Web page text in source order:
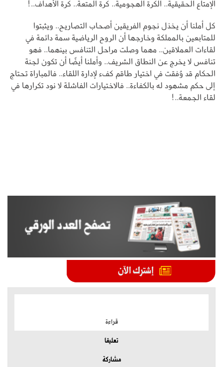
الإمتاع الحقيقية.. الكرة الهجومية.. كرة المتعة.. كرة الأهداف..!
كل أملنا أن يخذل نجوم الفريقين أصحاب التصاريح.. ويثبتوا
للمتابعين بالمملكة وخارجها أن الروح الرياضية سمة دائمة في
لقاءات العملاقين.. مهما وصلت مراحل التنافس بينهما.. فهو
تنافس لا يخرج عن النطاق الشريف.. وأملنا أيضًا أن تكون لجنة
الحكام قد وُفقت في اختيار طاقم كفء لإدارة اللقاء.. فالمباراة تحتاج
إلى حكم مشهود له بالكفاءة.. فالاختيارات الفاشلة لا نود تكرارها في
لقاء الجمعة..!
قراءة
تعليقا
مشاركة